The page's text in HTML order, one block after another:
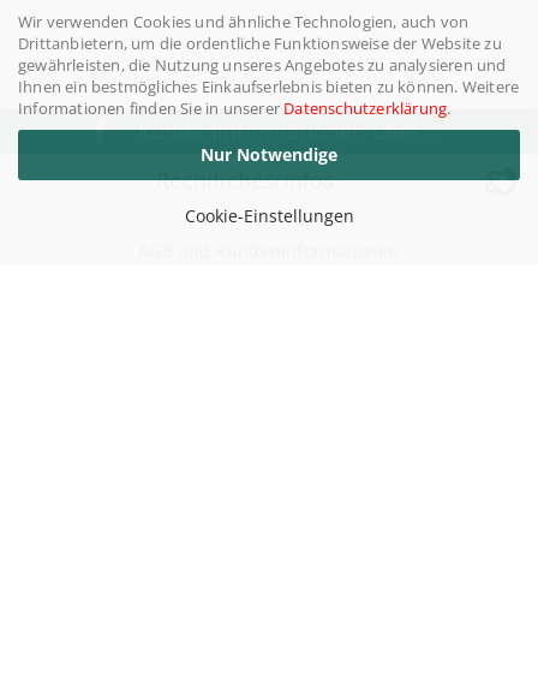
Wir verwenden Cookies und ähnliche Technologien, auch von
Drittanbietern, um die ordentliche Funktionsweise der Website zu
gewährleisten, die Nutzung unseres Angebotes zu analysieren und
Ihnen ein bestmögliches Einkaufserlebnis bieten zu können. Weitere
Informationen finden Sie in unserer Datenschutzerklärung.
Nur Notwendige
Cookie-Einstellungen
Kundeninformationen über ...
Rechtliches/Infos